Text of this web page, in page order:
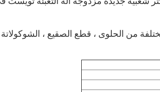
من الحلوى ، قطع الصقيع ، الشوكولاتة